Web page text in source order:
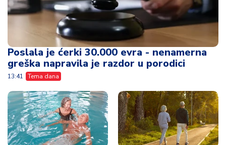
Poslala je ćerki 30.000 evra - nenamerna
greška napravila je razdor u porodici
13:41 Tema dana